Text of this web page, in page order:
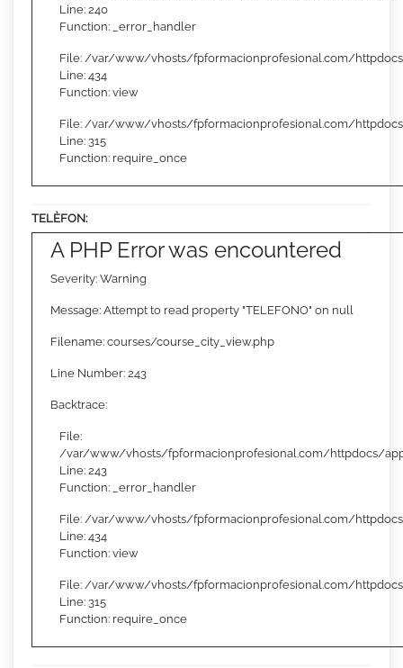
Line: 240
Function: _error_handler
File: /var/www/vhosts/fpformacionprofesional.com/
Line: 434
Function: view
File: /var/www/vhosts/fpformacionprofesional.com/
Line: 315
Function: require_once
TELÈFON:
A PHP Error was encountered
Severity: Warning
Message: Attempt to read property "TELEFONO" on null
Filename: courses/course_city_view.php
Line Number: 243
Backtrace:
File:
/var/www/vhosts/fpformacionprofesional.com/httpdocs/
Line: 243
Function: _error_handler
File: /var/www/vhosts/fpformacionprofesional.com/
Line: 434
Function: view
File: /var/www/vhosts/fpformacionprofesional.com/
Line: 315
Function: require_once